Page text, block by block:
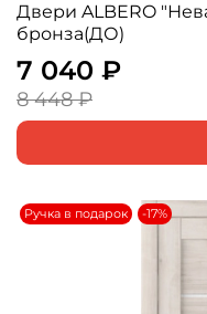
Двери ALBERO
бронза(ДО)
7 040 ₽
8 448 ₽
Ручка в подарок -17%